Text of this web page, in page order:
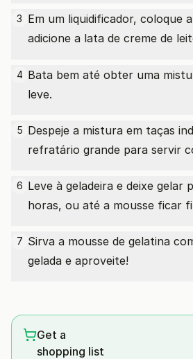
3 Em um liquidificador, coloque
adicione a lata de creme de
4 Bata bem até obter uma
leve.
5 Despeje a mistura em taças
refratário grande para servir
6 Leve à geladeira e deixe gelar
horas, ou até a mousse ficar
7 Sirva a mousse de gelatina
gelada e aproveite!
Get a
shopping list